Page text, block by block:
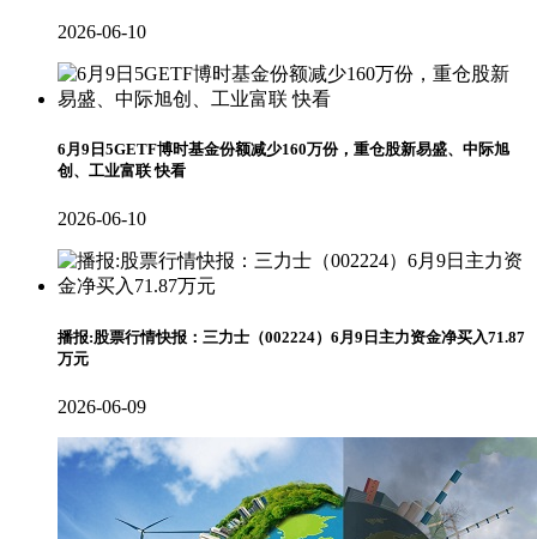
2026-06-10
6月9日5GETF博时基金份额减少160万份，重仓股新易盛、中际旭
创、工业富联 快看
2026-06-10
播报:股票行情快报：三力士（002224）6月9日主力资金净买入71.87
万元
2026-06-09